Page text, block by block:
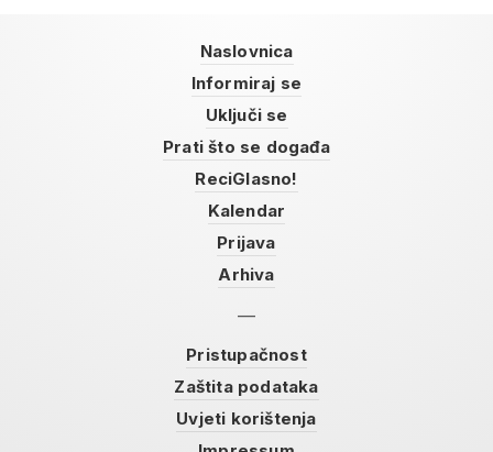
Naslovnica
Informiraj se
Uključi se
Prati što se događa
ReciGlasno!
Kalendar
Prijava
Arhiva
Pristupačnost
Zaštita podataka
Uvjeti korištenja